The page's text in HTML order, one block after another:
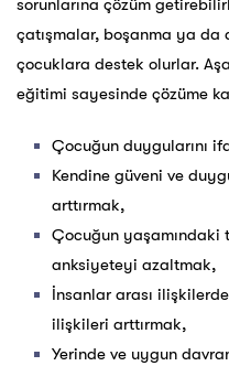
sorunlarına çözüm
çatışmalar, boşanma ya da
çocuklara destek olurlar.
eğitimi sayesinde çözüme
Çocuğun duygularını
Kendine güveni ve
arttırmak,
Çocuğun yaşamındaki
anksiyeteyi azaltmak,
İnsanlar arası
ilişkileri arttırmak,
Yerinde ve uygun